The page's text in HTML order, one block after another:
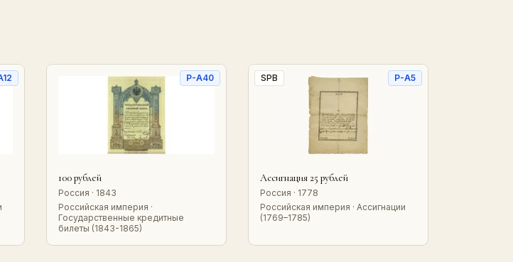
P-A40
100 рублей
Россия · 1843
Российская империя ·
Государственные кредитные
билеты (1843-1865)
SPB P-A5
Ассигнация 25 рублей
Россия · 1778
Российская империя · Ассигнации
(1769–1785)